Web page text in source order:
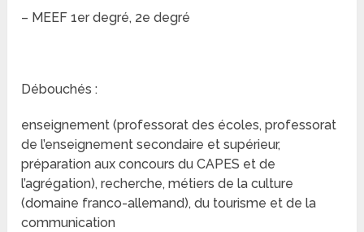
– MEEF 1er degré, 2e degré
Débouchés :
enseignement (professorat des écoles, professorat
de l’enseignement secondaire et supérieur,
préparation aux concours du CAPES et de
l’agrégation), recherche, métiers de la culture
(domaine franco-allemand), du tourisme et de la
communication